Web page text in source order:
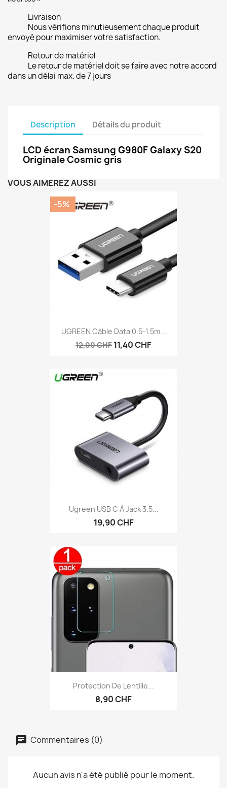
Livraison
Nous vérifions minutieusement chaque produit
envoyé pour maximiser votre satisfaction.
Retour de matériel
Le retour de matériel doit se faire avec notre accord
dans un délai max. de 7 jours
Description Détails du produit
LCD écran Samsung G980F Galaxy S20
Originale Cosmic gris
VOUS AIMEREZ AUSSI
UGREEN Câble Data 0.5-1.5m...
12,00 CHF 11,40 CHF
-5%
Ugreen USB C À Jack 3.5...
19,90 CHF
Protection De Lentille...
8,90 CHF
Commentaires (0)
Aucun avis n'a été publié pour le moment.